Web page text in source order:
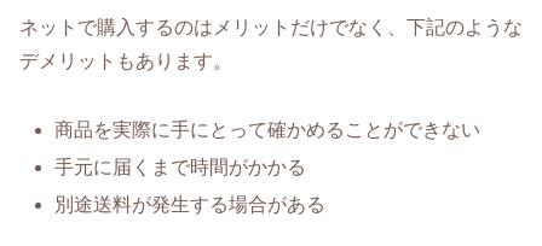
ネットで購入するのはメリットだけでなく、下記のような
デメリットもあります。
商品を実際に手にとって確かめることができない
手元に届くまで時間がかかる
別途送料が発生する場合がある